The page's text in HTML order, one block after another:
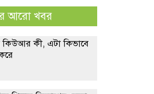
আরো খবর
কিউআর কী, এটা কিভাবে